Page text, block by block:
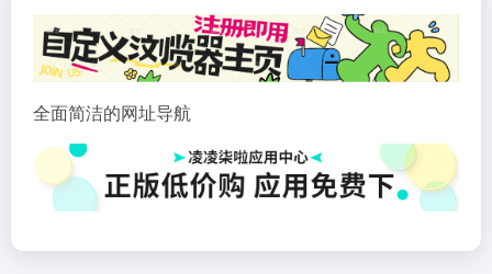
全面简洁的网址导航